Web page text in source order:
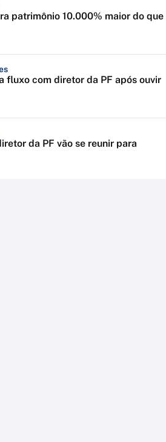
patrimônio 10.000% maior do que
fluxo com diretor da PF após ouvir
da PF vão se reunir para